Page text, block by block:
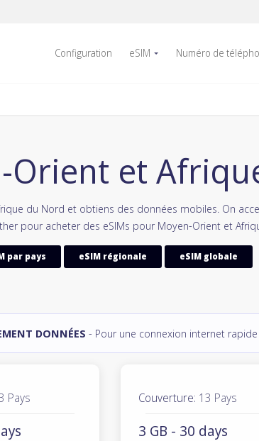
Configuration eSIM Numéro de
Orient et
du Nord et obtiens des données mobiles. On
pour acheter des eSIMs pour Moyen-Orient et
par pays eSIM régionale eSIM globale
DONNÉES - Pour une connexion internet rapide
Pays Couverture: 13 Pays
3 GB - 30 days